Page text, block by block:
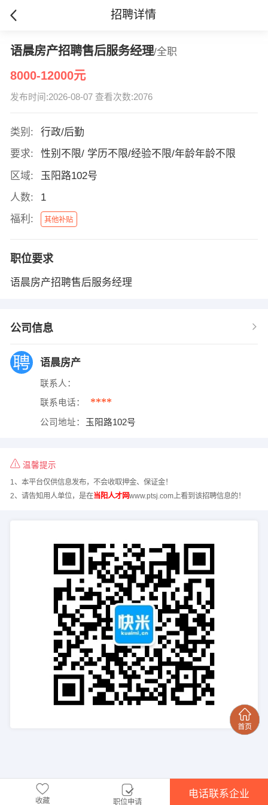
招聘详情
语晨房产招聘售后服务经理/全职
8000-12000元
发布时间:2026-08-07 查看次数:2076
类别:
行政/后勤
要求:
性别不限/ 学历不限/经验不限/年龄年龄不限
区域:
玉阳路102号
人数:
1
福利:
其他补贴
职位要求
语晨房产招聘售后服务经理
公司信息
语晨房产
联系人：
联系电话： ****
公司地址： 玉阳路102号
温馨提示
1、本平台仅供信息发布，不会收取押金、保证金！
2、请告知用人单位，是在当阳人才网www.ptsj.com上看到该招聘信息的！
收藏 职位申请
电话联系企业